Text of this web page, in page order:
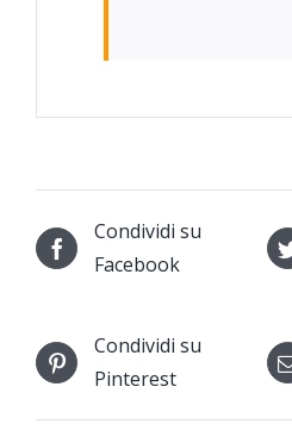
Condividi su
Facebook
Condividi su
Pinterest